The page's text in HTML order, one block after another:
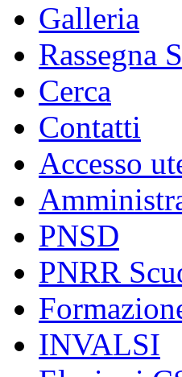
Galleria
Rassegna
Cerca
Contatti
Accesso
PNSD
PNRR
INVALSI